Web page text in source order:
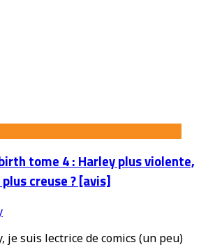
tome 4 : Harley plus violente,
creuse ? [avis]
je suis lectrice de comics (un peu)